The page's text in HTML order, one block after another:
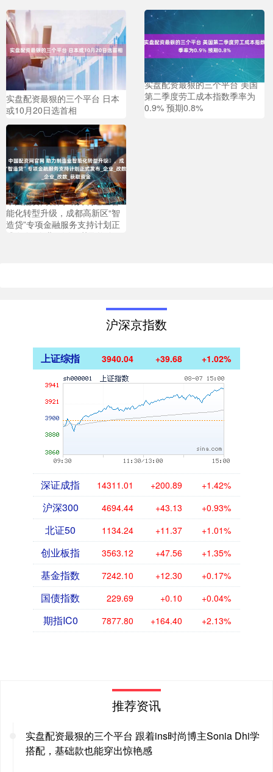
实盘配资最狠的三个平台 日本
或10月20日选首相
实盘配资最狠的三个平台 美国
第二季度劳工成本指数季率为
0.9% 预期0.8%
中国配资网官网 助力制造业智
能化转型升级​，成都高新区“智
造贷”专项金融服务支持计划正
式发布_企业_改数_获取资金
沪深京指数
上证综指 3940.04 +39.68 +1.02%
深证成指 14311.01 +200.89 +1.42%
沪深300 4694.44 +43.13 +0.93%
北证50 1134.24 +11.37 +1.01%
创业板指 3563.12 +47.56 +1.35%
基金指数 7242.10 +12.30 +0.17%
国债指数 229.69 +0.10 +0.04%
期指IC0 7877.80 +164.40 +2.13%
推荐资讯
实盘配资最狠的三个平台 跟着ins时尚博主Sonia Dhi学
搭配，基础款也能穿出惊艳感